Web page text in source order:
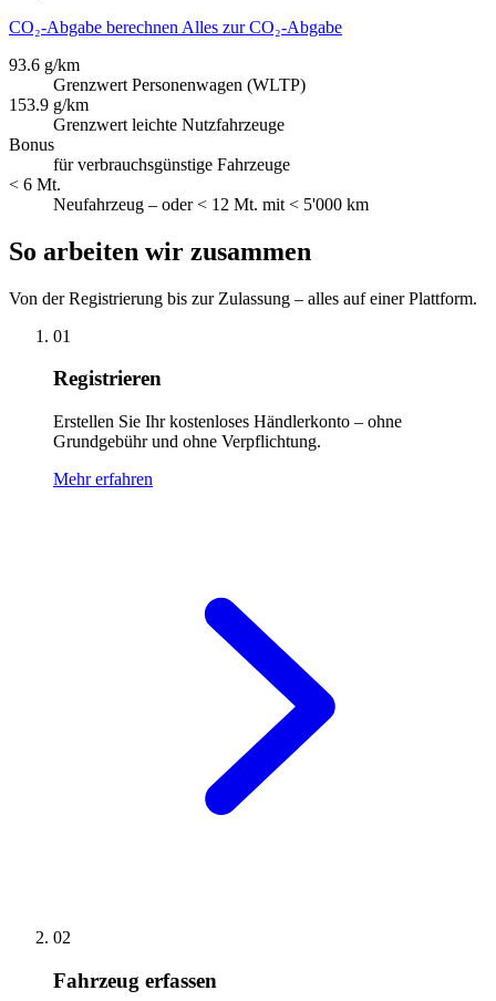
CO₂-Abgabe berechnen Alles zur CO₂-Abgabe
93.6 g/km
Grenzwert Personenwagen (WLTP)
153.9 g/km
Grenzwert leichte Nutzfahrzeuge
Bonus
für verbrauchsgünstige Fahrzeuge
< 6 Mt.
Neufahrzeug – oder < 12 Mt. mit < 5'000 km
So arbeiten wir zusammen
Von der Registrierung bis zur Zulassung – alles auf einer Plattform.
01
Registrieren
Erstellen Sie Ihr kostenloses Händlerkonto – ohne
Grundgebühr und ohne Verpflichtung.
Mehr erfahren
02
Fahrzeug erfassen